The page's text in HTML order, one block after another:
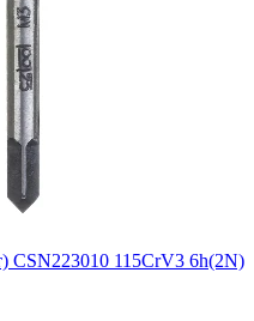
115CrV3 6h(2N)